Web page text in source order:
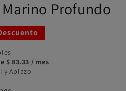
Profundo
$ 83.33 / mes
y Aplazo